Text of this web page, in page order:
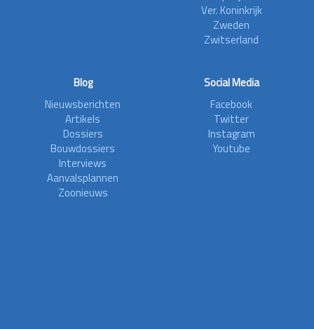
Ver. Koninkrijk
Zweden
Zwitserland
Blog
Nieuwsberichten
Artikels
Dossiers
Bouwdossiers
Interviews
Aanvalsplannen
Zoonieuws
Social Media
Facebook
Twitter
Instagram
Youtube